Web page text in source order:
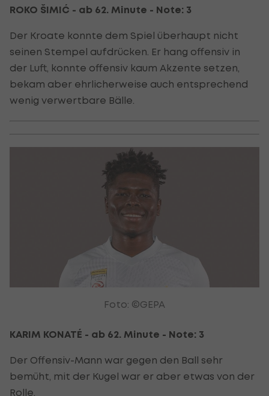
ROKO ŠIMIĆ - ab 62. Minute - Note: 3
Der Kroate konnte dem Spiel überhaupt nicht
seinen Stempel aufdrücken. Er hang offensiv in
der Luft, konnte offensiv kaum Akzente setzen,
bekam aber ehrlicherweise auch entsprechend
wenig verwertbare Bälle.
Foto: ©GEPA
KARIM KONATÉ - ab 62. Minute - Note: 3
Der Offensiv-Mann war gegen den Ball sehr
bemüht, mit der Kugel war er aber etwas von der
Rolle.